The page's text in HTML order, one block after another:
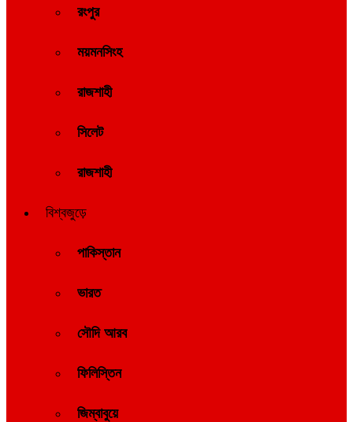
রংপুর
ময়মনসিংহ
রাজশাহী
সিলেট
রাজশাহী
বিশ্বজুড়ে
পাকিস্তান
ভারত
সৌদি আরব
ফিলিস্তিন
জিম্বাবুয়ে